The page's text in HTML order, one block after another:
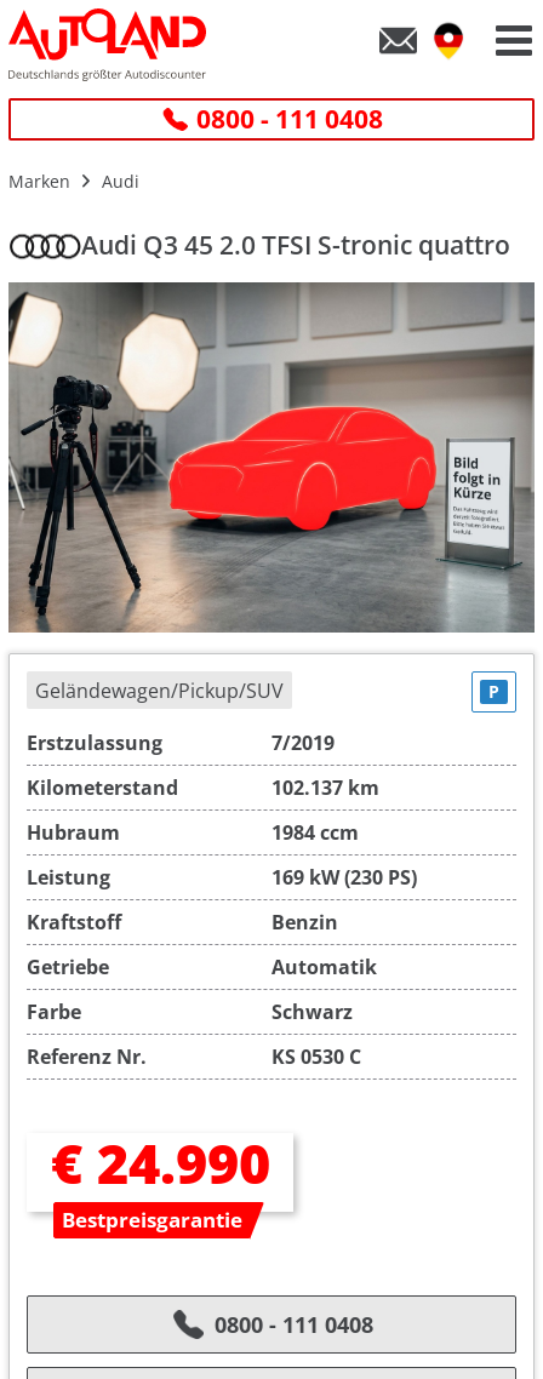
0800 - 111 0408
Marken Audi
Audi Q3 45 2.0 TFSI S-tronic quattro
Geländewagen/Pickup/SUV P
Erstzulassung
7/2019
Kilometerstand
102.137 km
Hubraum
1984 ccm
Leistung
169 kW (230 PS)
Kraftstoff
Benzin
Getriebe
Automatik
Farbe
Schwarz
Referenz Nr.
KS 0530 C
€ 24.990
Bestpreisgarantie
0800 - 111 0408